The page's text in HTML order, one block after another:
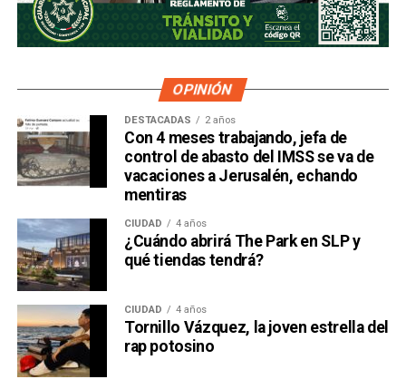
OPINIÓN
DESTACADAS 2 años
Con 4 meses trabajando, jefa de
control de abasto del IMSS se va de
vacaciones a Jerusalén, echando
mentiras
CIUDAD 4 años
¿Cuándo abrirá The Park en SLP y
qué tiendas tendrá?
CIUDAD 4 años
Tornillo Vázquez, la joven estrella del
rap potosino